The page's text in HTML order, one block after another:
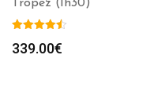
Briançon (2h)
339.00€